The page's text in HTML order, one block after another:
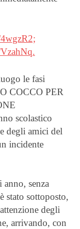
le fasi
COCCO PER
scolastico
degli amici del
incidente
senza
stato sottoposto,
degli
arrivando, con